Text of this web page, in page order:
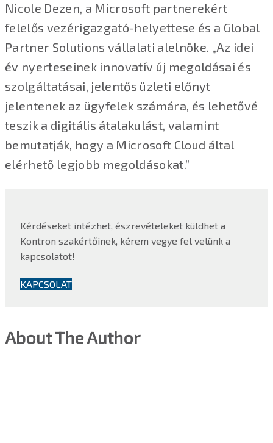
Nicole Dezen, a Microsoft partnerekért
felelős vezérigazgató-helyettese és a Global
Partner Solutions vállalati alelnöke. „Az idei
év nyerteseinek innovatív új megoldásai és
szolgáltatásai, jelentős üzleti előnyt
jelentenek az ügyfelek számára, és lehetővé
teszik a digitális átalakulást, valamint
bemutatják, hogy a Microsoft Cloud által
elérhető legjobb megoldásokat.”
Kérdéseket intézhet, észrevételeket küldhet a
Kontron szakértőinek, kérem vegye fel velünk a
kapcsolatot!
KAPCSOLAT
About The Author